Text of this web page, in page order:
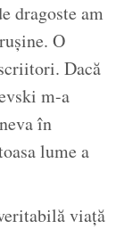
dragoste am
O
Dacă
m-a
în
lume a
viață